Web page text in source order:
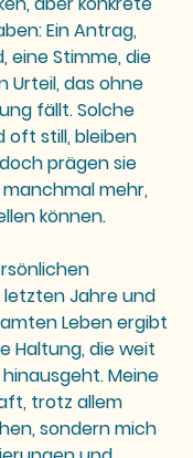
Ein Antrag,
eine Stimme, die
Urteil, das ohne
fällt. Solche
oft still, bleiben
prägen sie
mehr,
können.
Jahre und
Leben ergibt
Haltung, die weit
Meine
trotz allem
sondern mich